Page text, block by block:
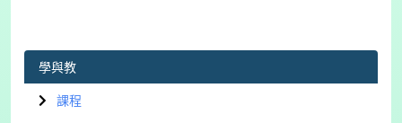
學與教
課程